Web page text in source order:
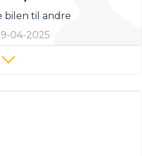
bilen til andre
04-2025